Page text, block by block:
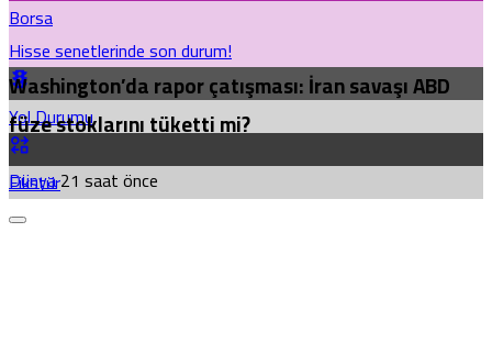
Borsa
Hisse senetlerinde son durum!
Yol Durumu
Fikstür
Washington’da rapor çatışması: İran savaşı ABD
füze stoklarını tüketti mi?
Dünya21 saat önce